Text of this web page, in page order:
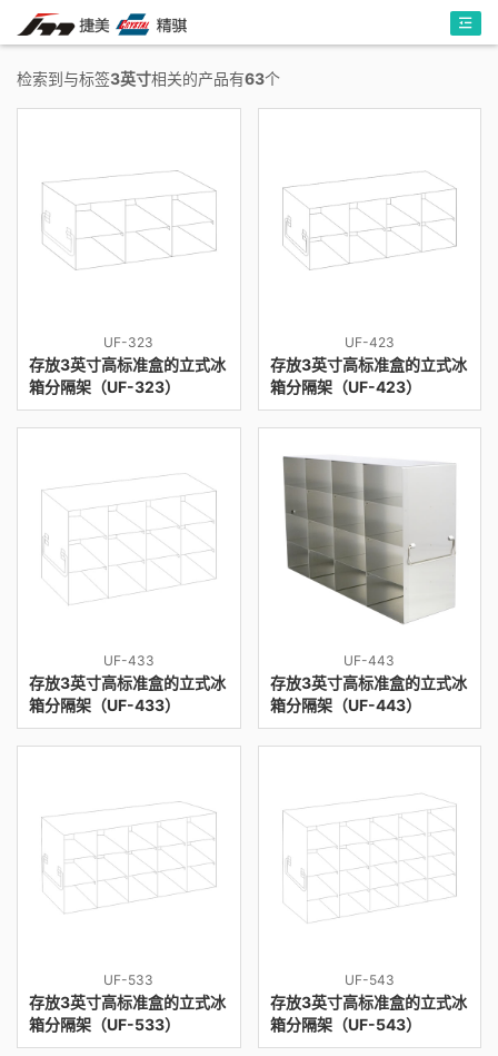
检索到与标签3英寸相关的产品有63个
UF-323
存放3英寸高标准盒的立式冰
箱分隔架（UF-323）
UF-423
存放3英寸高标准盒的立式冰
箱分隔架（UF-423）
UF-433
存放3英寸高标准盒的立式冰
箱分隔架（UF-433）
UF-443
存放3英寸高标准盒的立式冰
箱分隔架（UF-443）
UF-533
存放3英寸高标准盒的立式冰
箱分隔架（UF-533）
UF-543
存放3英寸高标准盒的立式冰
箱分隔架（UF-543）